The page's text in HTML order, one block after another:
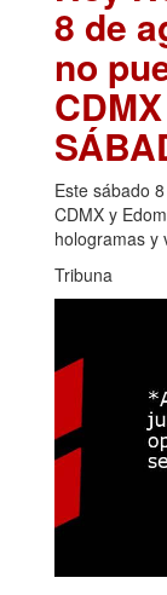
8 de
no
Este sábado
CDMX y
hologramas y
Tribuna